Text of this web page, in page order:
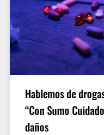
Hablemos de
“Con Sumo
daños